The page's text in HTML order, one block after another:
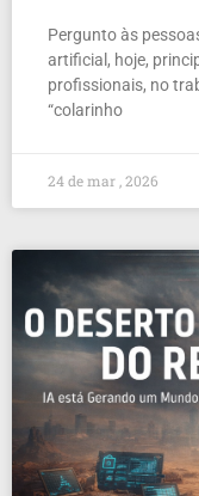
Pergunto às
artificial, hoje,
profissionais, no
“colarinho
24 de mar , 2026